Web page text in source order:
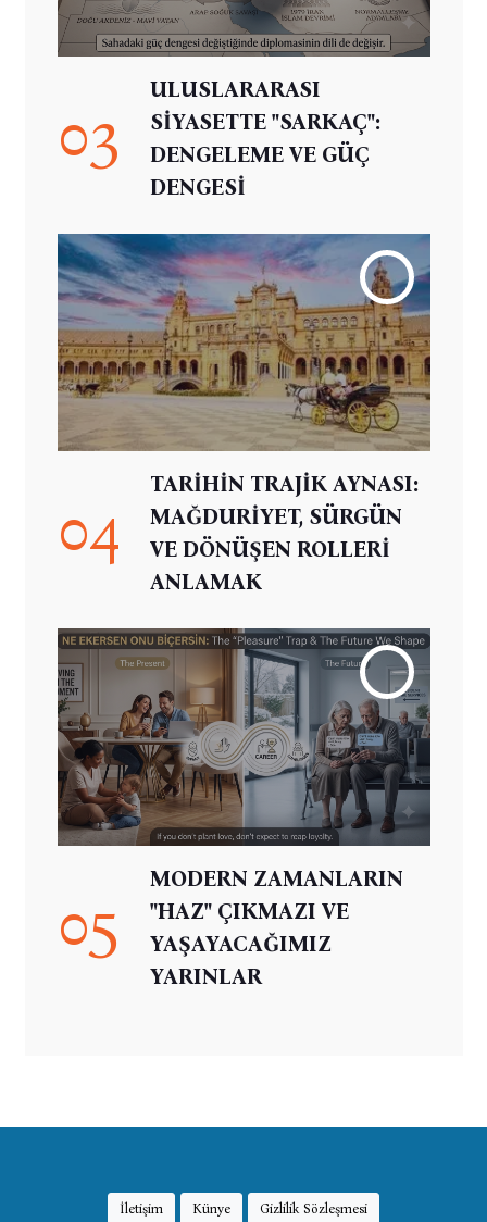
03
ULUSLARARASI
SİYASETTE "SARKAÇ":
DENGELEME VE GÜÇ
DENGESİ
04
TARİHİN TRAJİK AYNASI:
MAĞDURİYET, SÜRGÜN
VE DÖNÜŞEN ROLLERİ
ANLAMAK
05
MODERN ZAMANLARIN
"HAZ" ÇIKMAZI VE
YAŞAYACAĞIMIZ
YARINLAR
İletişim Künye Gizlilik Sözleşmesi